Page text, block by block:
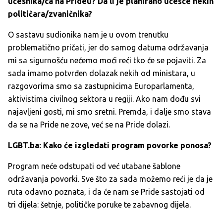
političara/zvaničnika?
O sastavu sudionika nam je u ovom trenutku
problematično pričati, jer do samog datuma održavanja
mi sa sigurnošću nećemo moći reći tko će se pojaviti. Za
sada imamo potvrđen dolazak nekih od ministara, u
razgovorima smo sa zastupnicima Europarlamenta,
aktivistima civilnog sektora u regiji. Ako nam dođu svi
najavljeni gosti, mi smo sretni. Premda, i dalje smo stava
da se na Pride ne zove, već se na Pride dolazi.
LGBT.ba: Kako će izgledati program povorke ponosa?
Program neće odstupati od već utabane šablone
održavanja povorki. Sve što za sada možemo reći je da je
ruta odavno poznata, i da će nam se Pride sastojati od
tri dijela: šetnje, političke poruke te zabavnog dijela.